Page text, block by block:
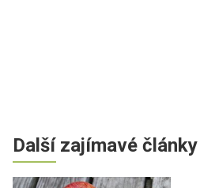
Další zajímavé články